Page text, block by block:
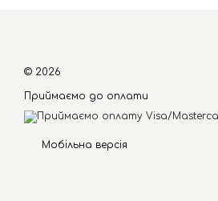
© 2026
Приймаємо до оплати
Мобільна версія